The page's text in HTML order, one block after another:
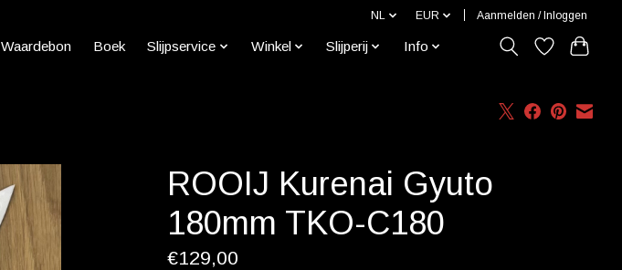
NL EUR Aanmelden / Inloggen
Waardebon Boek Slijpservice Winkel Slijperij Info
ROOIJ Kurenai Gyuto
180mm TKO-C180
€129,00